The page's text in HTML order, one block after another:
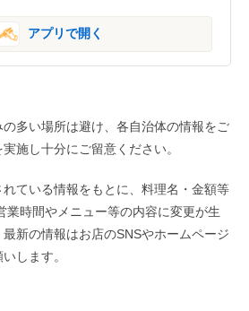
アプリで開く
多い場所は避け、各自治体の情報をご
施し十分にご留意ください。
ている情報をもとに、料理名・金額等
業時間やメニュー等の内容に変更が生
新の情報はお店のSNSやホームページ
します。